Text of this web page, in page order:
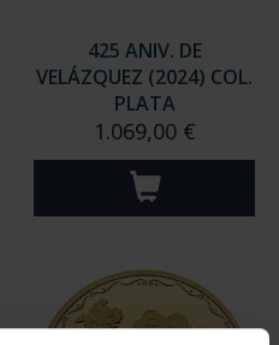
425 ANIV. DE
VELÁZQUEZ (2024) COL.
PLATA
1.069,00 €